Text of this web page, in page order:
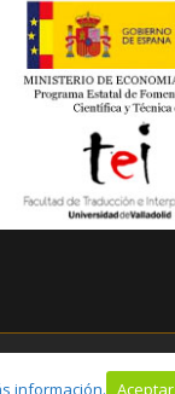
información. Aceptar